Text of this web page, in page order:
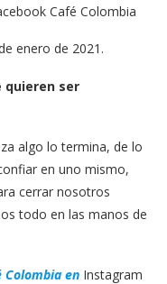
Café Colombia
enero de 2021.
quieren ser
algo lo termina, de lo
en uno mismo,
cerrar nosotros
todo en las manos de
Colombia en Instagram